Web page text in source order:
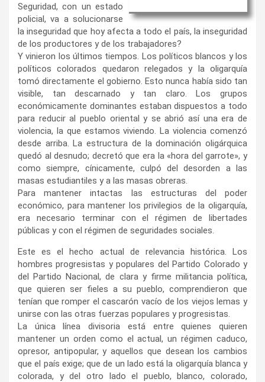
Seguridad, con un estado
policial, va a solucionarse
la inseguridad que hoy afecta a todo el país, la inseguridad
de los productores y de los trabajadores?
Y vinieron los últimos tiempos. Los políticos blancos y los
políticos colorados quedaron relegados y la oligarquía
tomó directamente el gobierno. Esto nunca había sido tan
visible, tan descarnado y tan claro. Los grupos
económicamente dominantes estaban dispuestos a todo
para reducir al pueblo oriental y se abrió así una era de
violencia, la que estamos viviendo. La violencia comenzó
desde arriba. La estructura de la dominación oligárquica
quedó al desnudo; decretó que era la «hora del garrote», y
como siempre, cínicamente, culpó del desorden a las
masas estudiantiles y a las masas obreras.
Para mantener intactas las estructuras del poder
económico, para mantener los privilegios de la oligarquía,
era necesario terminar con el régimen de libertades
públicas y con el régimen de seguridades sociales.
Este es el hecho actual de relevancia histórica. Los
hombres progresistas y populares del Partido Colorado y
del Partido Nacional, de clara y firme militancia política,
que quieren ser fieles a su pueblo, comprendieron que
tenían que romper el cascarón vacío de los viejos lemas y
unirse con las otras fuerzas populares y progresistas.
La única línea divisoria está entre quienes quieren
mantener un orden como el actual, un régimen caduco,
opresor, antipopular, y aquellos que desean los cambios
que el país exige; que de un lado está la oligarquía blanca y
colorada, y del otro lado el pueblo, blanco, colorado,